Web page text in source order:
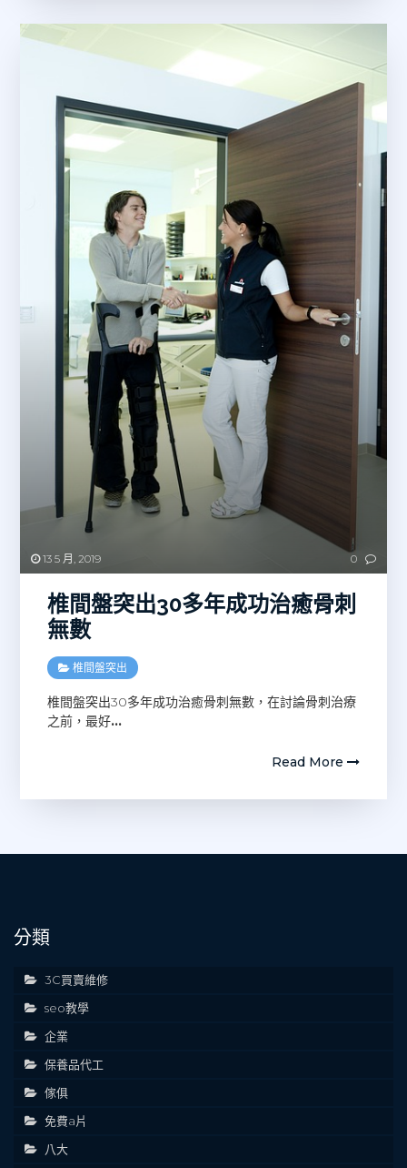
13 5 月, 2019 0
椎間盤突出30多年成功治癒骨刺
無數
椎間盤突出
椎間盤突出30多年成功治癒骨刺無數，在討論骨刺治療
之前，最好…
Read More
分類
3C買賣維修
seo教學
企業
保養品代工
傢俱
免費a片
八大